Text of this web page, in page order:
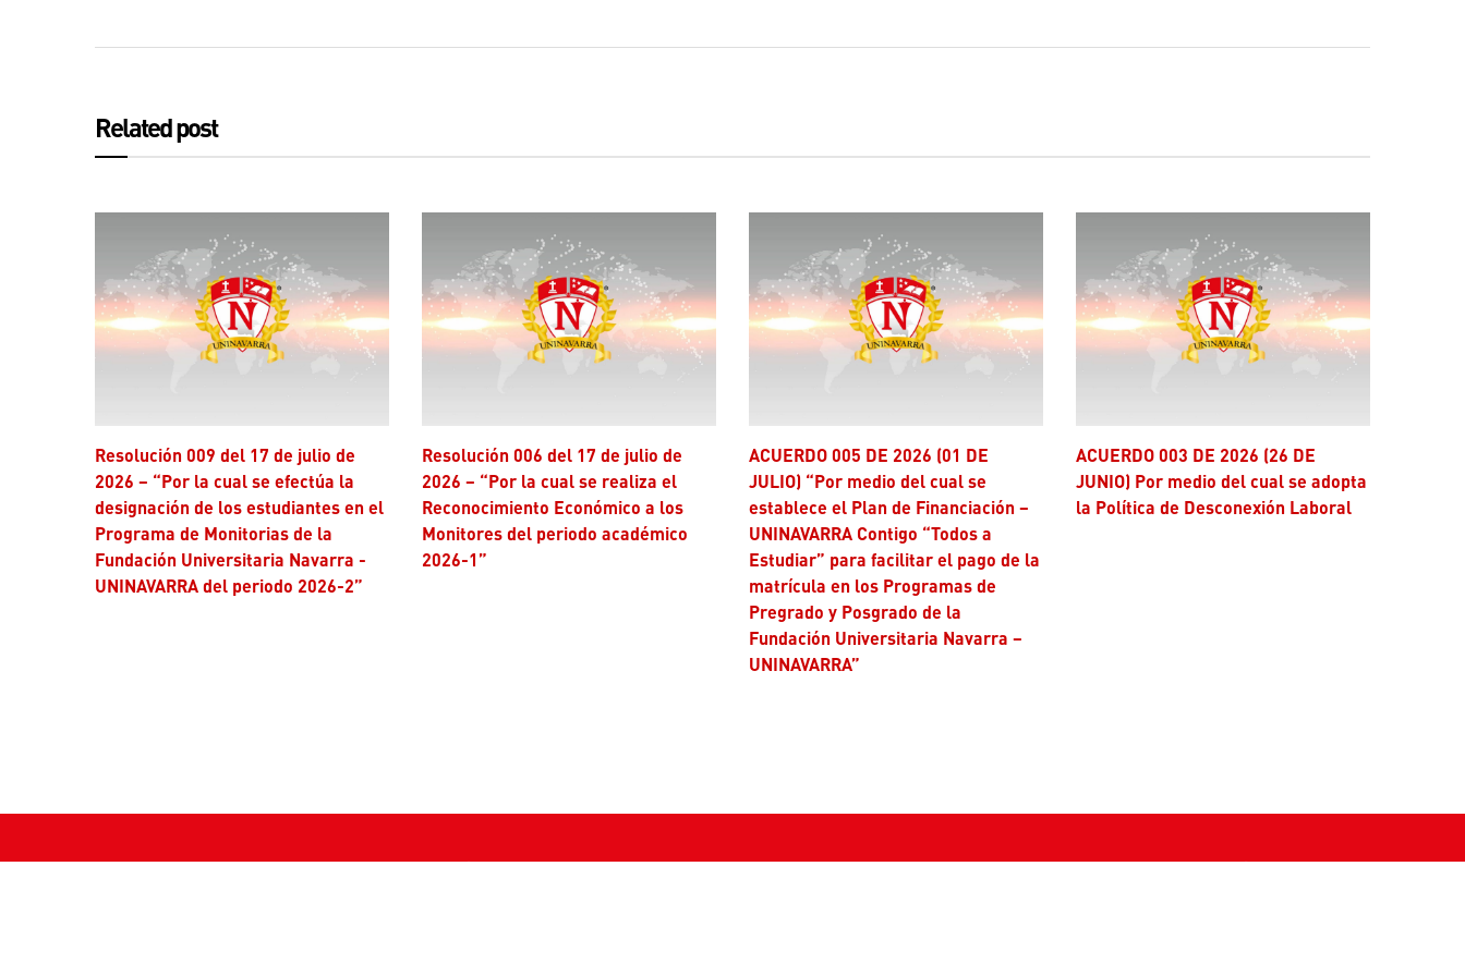
Related post
Resolución 009 del 17 de julio de
2026 – “Por la cual se efectúa la
designación de los estudiantes en el
Programa de Monitorias de la
Fundación Universitaria Navarra -
UNINAVARRA del periodo 2026-2”
Resolución 006 del 17 de julio de
2026 – “Por la cual se realiza el
Reconocimiento Económico a los
Monitores del periodo académico
2026-1”
ACUERDO 005 DE 2026 (01 DE
JULIO) “Por medio del cual se
establece el Plan de Financiación –
UNINAVARRA Contigo “Todos a
Estudiar” para facilitar el pago de la
matrícula en los Programas de
Pregrado y Posgrado de la
Fundación Universitaria Navarra –
UNINAVARRA”
ACUERDO 003 DE 2026 (26 DE
JUNIO) Por medio del cual se adopta
la Política de Desconexión Laboral
Contáctenos Correos institucionales Horarios de atención